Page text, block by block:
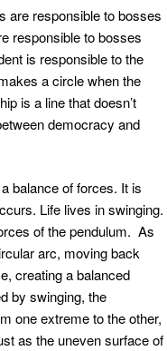
are responsible to bosses
responsible to bosses
is responsible to the
a circle when the
is a line that doesn’t
democracy and
balance of forces. It is
Life lives in swinging.
of the pendulum. As
arc, moving back
creating a balanced
by swinging, the
one extreme to the other,
as the uneven surface of